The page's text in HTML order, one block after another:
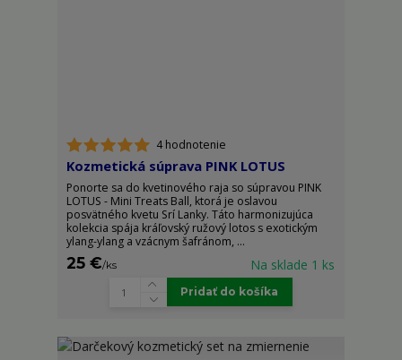
4 hodnotenie
Kozmetická súprava PINK LOTUS
Ponorte sa do kvetinového raja so súpravou PINK
LOTUS - Mini Treats Ball, ktorá je oslavou
posvätného kvetu Srí Lanky. Táto harmonizujúca
kolekcia spája kráľovský ružový lotos s exotickým
ylang-ylang a vzácnym šafránom, ...
25 €/ks Na sklade 1 ks
Pridať do košíka